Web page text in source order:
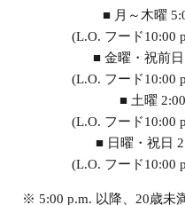
■ 月～木曜
(L.O. フード10:00
■ 金曜・祝前
(L.O. フード10:00
■ 土曜
(L.O. フード10:00
■ 日曜・祝日
(L.O. フード10:00
※ 5:00 p.m. 以降、20歳未